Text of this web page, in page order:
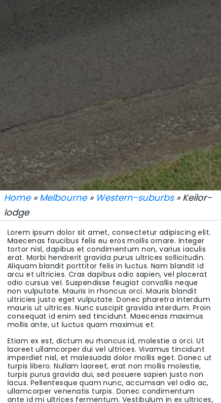
Home» Melbourne» Western-suburbs» Keilor-
lodge
Lorem ipsum dolor sit amet, consectetur adipiscing elit.
Maecenas faucibus felis eu eros mollis ornare. Integer
tortor nisl, dapibus et condimentum non, varius iaculis
erat. Morbi hendrerit gravida purus ultrices sollicitudin.
Aliquam blandit porttitor felis in luctus. Nam blandit id
arcu et ultricies. Cras dapibus odio sapien, vel placerat
odio cursus vel. Suspendisse feugiat convallis neque
non vulputate. Mauris in rhoncus orci. Mauris blandit
ultricies justo eget vulputate. Donec pharetra interdum
mauris ut ultrices. Nunc suscipit gravida interdum. Proin
consequat id enim sed tincidunt. Maecenas maximus
mollis ante, ut luctus quam maximus et.
Etiam ex est, dictum eu rhoncus id, molestie a orci. Ut
laoreet ullamcorper dui vel ultrices. Vivamus tincidunt
imperdiet nisl, et malesuada dolor mollis eget. Donec ut
turpis libero. Nullam laoreet, erat non mollis molestie,
turpis purus gravida dui, sed posuere sapien justo non
lacus. Pellentesque quam nunc, accumsan vel odio ac,
ullamcorper venenatis turpis. Donec condimentum
ante id mi ultrices fermentum. Vestibulum in ex ultrices,